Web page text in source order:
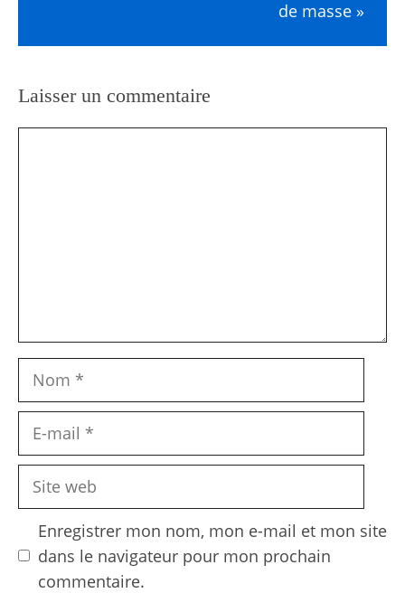
de masse »
Laisser un commentaire
Nom
Site
Enregistrer mon nom, mon e-mail et mon site
dans le navigateur pour mon prochain
commentaire.